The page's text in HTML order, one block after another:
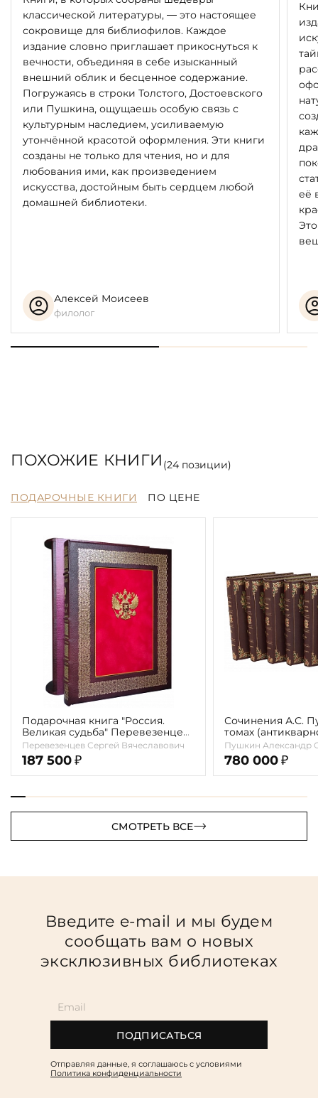
классической литературы, — это настоящее
сокровище для библиофилов. Каждое
издание словно приглашает прикоснуться к
вечности, объединяя в себе изысканный
внешний облик и бесценное содержание.
Погружаясь в строки Толстого, Достоевского
или Пушкина, ощущаешь особую связь с
культурным наследием, усиливаемую
утончённой красотой оформления. Эти книги
созданы не только для чтения, но и для
любования ими, как произведением
искусства, достойным быть сердцем любой
домашней библиотеки.
Алексей Моисеев
филолог
её
ПОХОЖИЕ КНИГИ (24позиции)
ПОДАРОЧНЫЕ КНИГИ ПО ЦЕНЕ
Подарочная книга "Россия.
Великая судьба" Перевезенцев
С. В.
Перевезенцев Сергей Вячеславович
187 500 ₽
Сочинения А.С.
томах
Пушкин Александр
780 000 ₽
СМОТРЕТЬ ВСЕ
Введите e-mail и мы будем
сообщать вам о новых
эксклюзивных библиотеках
ПОДПИСАТЬСЯ
Отправляя данные, я соглашаюсь c условиями
Политика конфиденциальности